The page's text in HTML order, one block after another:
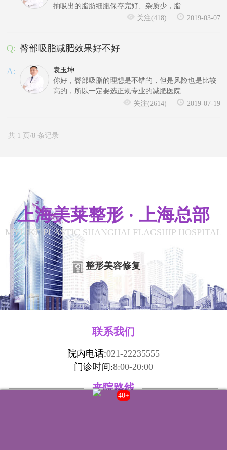
抽吸出的脂肪细胞保存完好、杂质少，脂...
关注(418)
2019-03-07
Q: 臀部吸脂减肥效果好不好
A:
袁玉坤
你好，臀部吸脂的理想是不错的，但是风险也是比较
高的，所以一定要选正规专业的减肥医院...
关注(2614)
2019-07-19
共 1 页/8 条记录
上海美莱整形 · 上海总部
MYLIKE PLASTIC SHANGHAI FLAGSHIP HOSPITAL
整形美容修复
联系我们
院内电话:021-22235555
门诊时间:8:00-20:00
来院路线
40+